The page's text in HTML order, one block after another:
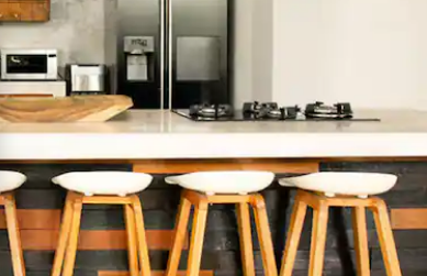
nedåtpilarna eller utforska genom att trycka eller svepa.